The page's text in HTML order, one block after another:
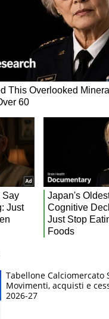
Tabellone Calciomercato
Movimenti, acquisti e
2026-27